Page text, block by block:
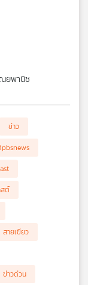
พานิช
ข่าว
ต์
สายเขียว
ข่าวด่วน